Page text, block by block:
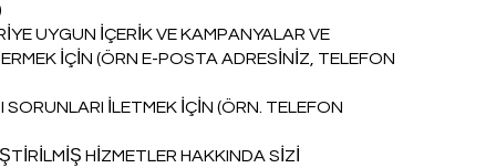
UYGUN İÇERİK VE KAMPANYALAR VE
İÇİN (ÖRN E-POSTA ADRESİNİZ, TELEFON
İLETMEK İÇİN (ÖRN. TELEFON
HİZMETLER HAKKINDA SİZİ